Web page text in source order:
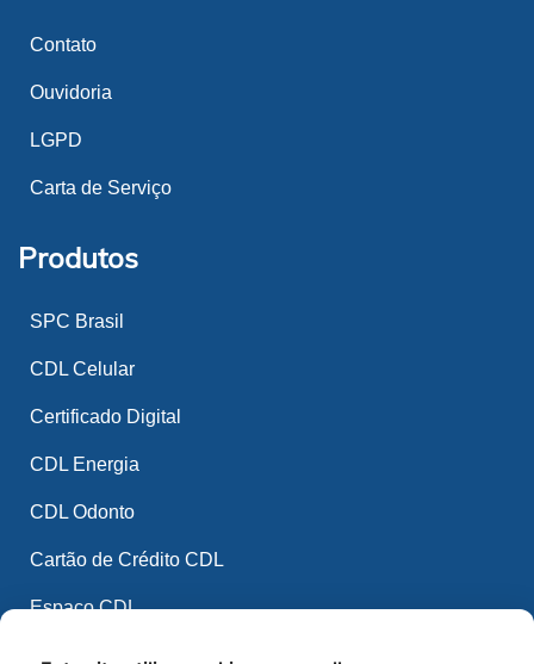
Contato
Ouvidoria
LGPD
Carta de Serviço
Produtos
SPC Brasil
CDL Celular
Certificado Digital
CDL Energia
CDL Odonto
Cartão de Crédito CDL
Espaço CDL